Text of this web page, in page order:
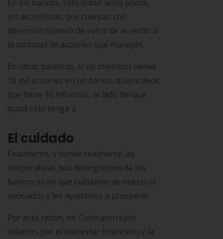
En los bancos, sólo votan unos pocos,
los accionistas, que cuentan con
diferente número de votos de acuerdo a
la cantidad de acciones que manejan.
En otras palabras, si un miembro tienes
10 mil acciones en un banco, quiere decir
que tiene 10 mil votos, al lado del que
quizá sólo tenga 2.
El cuidado
Finalmente, y donde realmente las
cooperativas nos distinguimos de los
bancos es en que cuidamos de nuestros
asociados y les ayudamos a prosperar.
Por esta razón, en Cootracerrejón
velamos por el bienestar financiero y la